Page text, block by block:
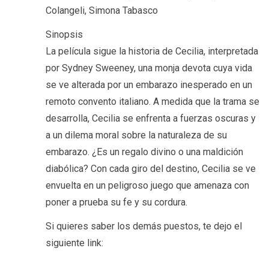
Colangeli, Simona Tabasco
Sinopsis
La película sigue la historia de Cecilia, interpretada
por Sydney Sweeney, una monja devota cuya vida
se ve alterada por un embarazo inesperado en un
remoto convento italiano. A medida que la trama se
desarrolla, Cecilia se enfrenta a fuerzas oscuras y
a un dilema moral sobre la naturaleza de su
embarazo. ¿Es un regalo divino o una maldición
diabólica? Con cada giro del destino, Cecilia se ve
envuelta en un peligroso juego que amenaza con
poner a prueba su fe y su cordura.
Si quieres saber los demás puestos, te dejo el
siguiente link: